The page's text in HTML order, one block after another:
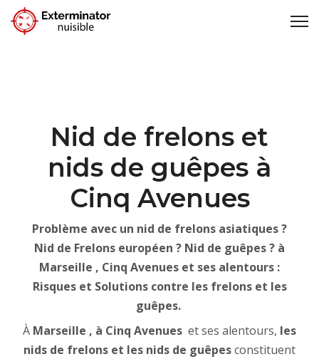
Nid de frelons et
nids de guêpes à
Cinq Avenues
Problème avec un nid de frelons asiatiques ?
Nid de Frelons européen ? Nid de guêpes ? à
Marseille , Cinq Avenues et ses alentours :
Risques et Solutions contre les frelons et les
guêpes.
À Marseille , à Cinq Avenues et ses alentours, les
nids de frelons et les nids de guêpesconstituent